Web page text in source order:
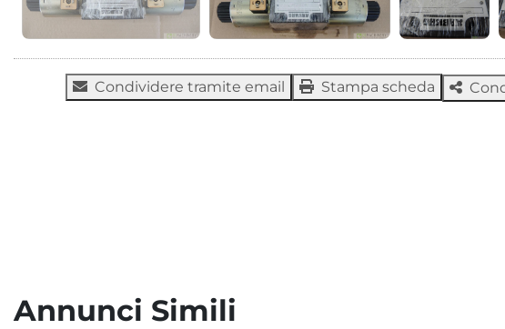
Condividere tramite email Stampa scheda
Annunci Simili